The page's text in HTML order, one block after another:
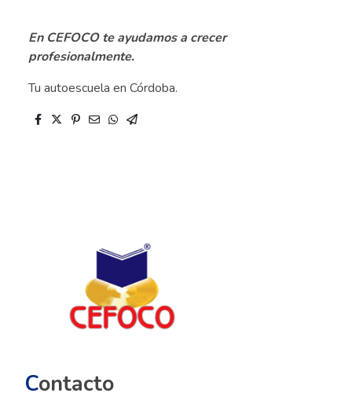
En CEFOCO te ayudamos a crecer
profesionalmente.
Tu autoescuela en Córdoba.
Contacto